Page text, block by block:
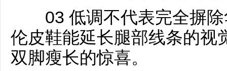
03 低调不代表完全摒除
伦皮鞋能延长腿部线条的视
双脚瘦长的惊喜。